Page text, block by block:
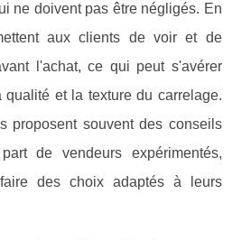
ne doivent pas être négligés. En
aux clients de voir et de
l'achat, ce qui peut s'avérer
et la texture du carrelage.
proposent souvent des conseils
de vendeurs expérimentés,
des choix adaptés à leurs